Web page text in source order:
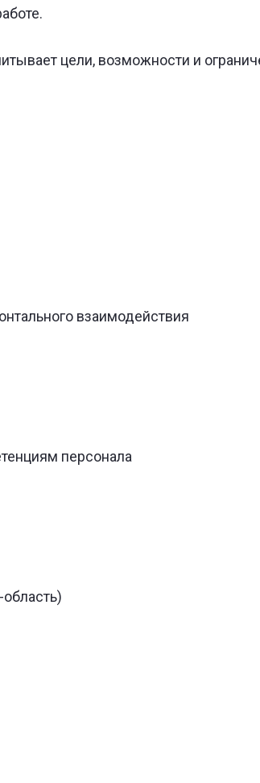
цели, возможности и
взаимодействия
персонала